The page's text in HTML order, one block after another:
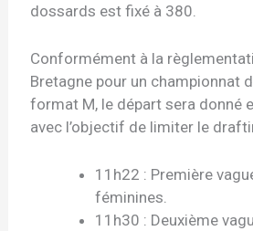
dossards est fixé à 380.
Conformément à la
Bretagne pour un championnat
format M, le départ sera donné
avec l’objectif de limiter le
11h22 : Première
féminines.
11h30 : Deuxième